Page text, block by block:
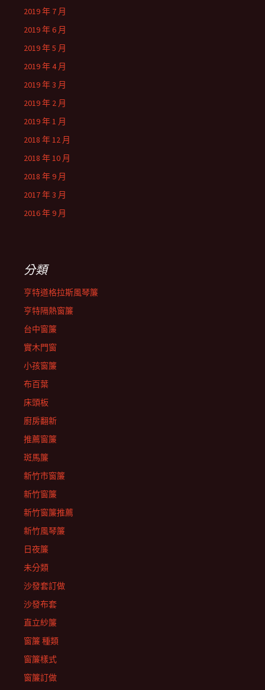
2019 年 7 月
2019 年 6 月
2019 年 5 月
2019 年 4 月
2019 年 3 月
2019 年 2 月
2019 年 1 月
2018 年 12 月
2018 年 10 月
2018 年 9 月
2017 年 3 月
2016 年 9 月
分類
亨特道格拉斯風琴簾
亨特隔熱窗簾
台中窗簾
實木門窗
小孩窗簾
布百葉
床頭板
廚房翻新
推薦窗簾
斑馬簾
新竹市窗簾
新竹窗簾
新竹窗簾推薦
新竹風琴簾
日夜簾
未分類
沙發套訂做
沙發布套
直立紗簾
窗簾 種類
窗簾樣式
窗簾訂做